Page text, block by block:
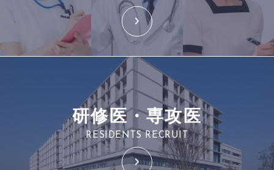
研修医・専攻医
RESIDENTS RECRUIT